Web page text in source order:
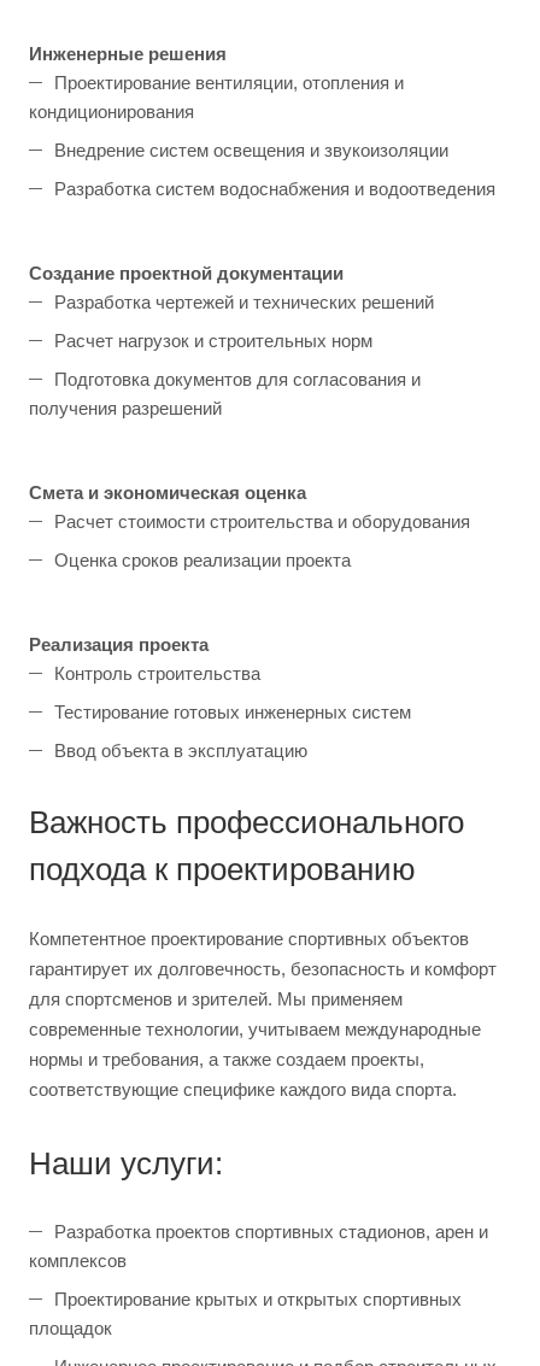
Инженерные решения
Проектирование вентиляции, отопления и
кондиционирования
Внедрение систем освещения и звукоизоляции
Разработка систем водоснабжения и водоотведения
Создание проектной документации
Разработка чертежей и технических решений
Расчет нагрузок и строительных норм
Подготовка документов для согласования и
получения разрешений
Смета и экономическая оценка
Расчет стоимости строительства и оборудования
Оценка сроков реализации проекта
Реализация проекта
Контроль строительства
Тестирование готовых инженерных систем
Ввод объекта в эксплуатацию
Важность профессионального
подхода к проектированию
Компетентное проектирование спортивных объектов
гарантирует их долговечность, безопасность и комфорт
для спортсменов и зрителей. Мы применяем
современные технологии, учитываем международные
нормы и требования, а также создаем проекты,
соответствующие специфике каждого вида спорта.
Наши услуги:
Разработка проектов спортивных стадионов, арен и
комплексов
Проектирование крытых и открытых спортивных
площадок